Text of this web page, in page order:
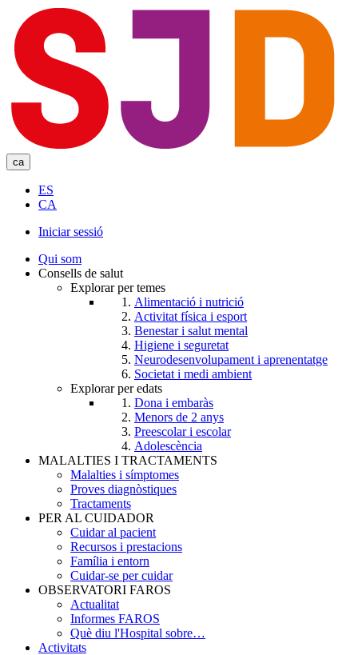
main
content
ca
ES
CA
User
account
Iniciar sessió
Qui som
Consells de salut
Explorar per temes
Alimentació i nutrició
Activitat física i esport
Benestar i salut mental
Higiene i seguretat
Neurodesenvolupament i aprenentatge
Societat i medi ambient
Explorar per edats
Dona i embaràs
Menors de 2 anys
Preescolar i escolar
Adolescència
MALALTIES I TRACTAMENTS
Malalties i símptomes
Proves diagnòstiques
Tractaments
PER AL CUIDADOR
Cuidar al pacient
Recursos i prestacions
Família i entorn
Cuidar-se per cuidar
OBSERVATORI FAROS
Actualitat
Informes FAROS
Què diu l'Hospital sobre…
Activitats